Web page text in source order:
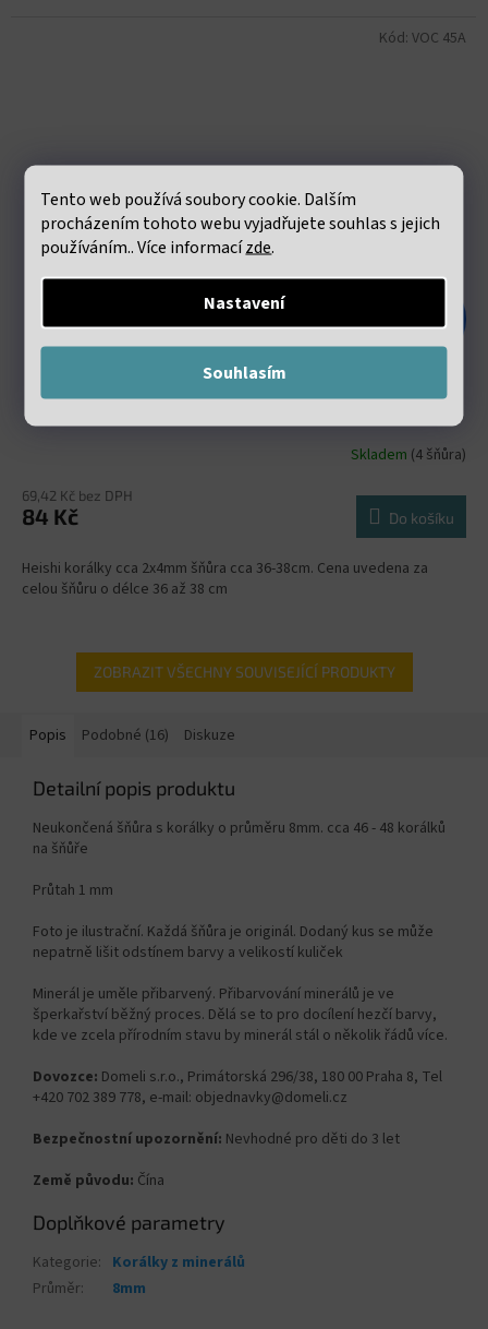
Tento web používá soubory cookie. Dalším
procházením tohoto webu vyjadřujete souhlas s jejich
používáním.. Více informacízde.
Nastavení
Souhlasím
–55 %
Achát černý Heishi korálky cca 2x4mm šňůra cca 36-
Skladem (4 šňůra)
69,42 Kč bez DPH
84 Kč Do košíku
Heishi korálky cca 2x4mm šňůra cca 36-38cm. Cena uvedena za
celou šňůru o délce 36 až 38 cm
Kód: VOC 45A
ZOBRAZIT VŠECHNY SOUVISEJÍCÍ PRODUKTY
Popis Podobné (16) Diskuze
Detailní popis produktu
Neukončená šňůra s korálky o průměru 8mm. cca 46 - 48 korálků
na šňůře
Průtah 1 mm
Foto je ilustrační. Každá šňůra je originál. Dodaný kus se může
nepatrně lišit odstínem barvy a velikostí kuliček
Minerál je uměle přibarvený. Přibarvování minerálů je ve
šperkařství běžný proces. Dělá se to pro docílení hezčí barvy,
kde ve zcela přírodním stavu by minerál stál o několik řádů více.
Dovozce: Domeli s.r.o., Primátorská 296/38, 180 00 Praha 8, Tel
+420 702 389 778, e-mail: objednavky@domeli.cz
Bezpečnostní upozornění: Nevhodné pro děti do 3 let
Země původu: Čína
Doplňkové parametry
Kategorie: Korálky z minerálů
Průměr: 8mm